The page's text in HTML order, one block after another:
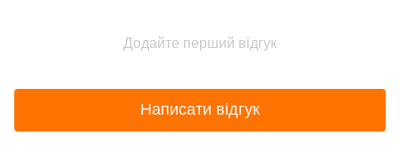
Додайте перший відгук
Написати відгук